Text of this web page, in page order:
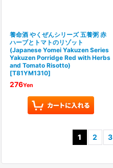
養命酒 やくぜんシリーズ 五養粥 赤
ハーブとトマトのリゾット
(Japanese Yomei Yakuzen Series
Yakuzen Porridge Red with Herbs
and Tomato Risotto)
[T81YM1310]
276Yen
1 2 3